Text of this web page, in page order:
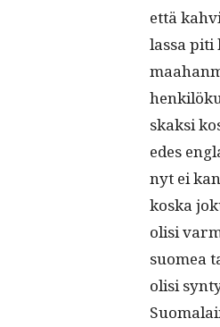
että
las­sa piti
skak­si
edes
nyt ei
kos­ka
olisi
suomea
olisi